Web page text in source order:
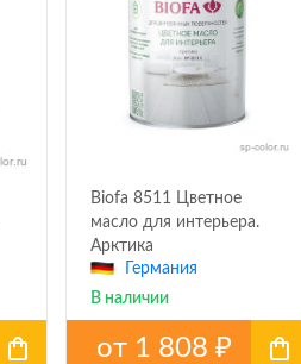
Biofa 8511 Цветное
масло для интерьера.
Арктика
Германия
В наличии
от 1 808 ₽